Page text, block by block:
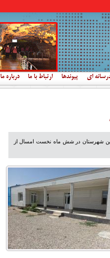
ای پیوندها ارتباط با ما درباره ما
این شهرستان در شش ماه نخست امسال از